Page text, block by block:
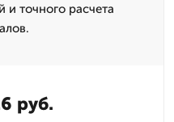
и точного расчета
руб.